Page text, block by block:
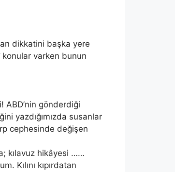
dikkatini başka yere
varken bunun
ABD’nin gönderdiği
yazdığımızda susanlar
cephesinde değişen
kılavuz hikâyesi ……
Kılını kıpırdatan